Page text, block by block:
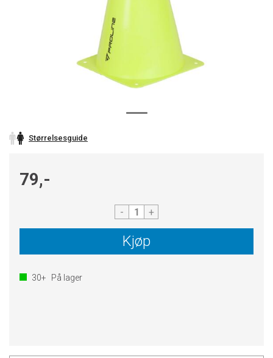
Størrelsesguide
79,-
- +
Kjøp
30+ På lager